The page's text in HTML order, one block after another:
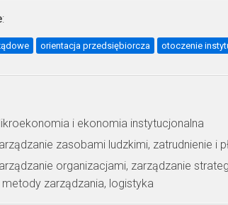
:
orientacja przedsiębiorcza otoczenie
i ekonomia instytucjonalna
zasobami ludzkimi, zatrudnienie i
organizacjami, zarządzanie
zarządzania, logistyka